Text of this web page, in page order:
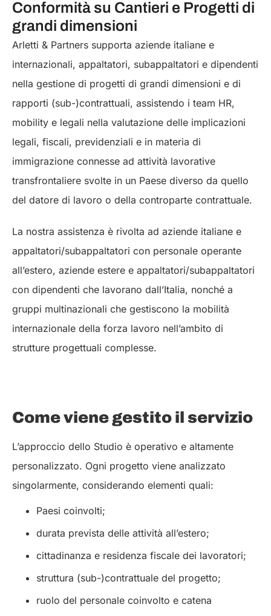
Conformità su Cantieri e Progetti di
grandi dimensioni
Arletti & Partners supporta aziende italiane e
internazionali, appaltatori, subappaltatori e dipendenti
nella gestione di progetti di grandi dimensioni e di
rapporti (sub-)contrattuali, assistendo i team HR,
mobility e legali nella valutazione delle implicazioni
legali, fiscali, previdenziali e in materia di
immigrazione connesse ad attività lavorative
transfrontaliere svolte in un Paese diverso da quello
del datore di lavoro o della controparte contrattuale.
La nostra assistenza è rivolta ad aziende italiane e
appaltatori/subappaltatori con personale operante
all’estero, aziende estere e appaltatori/subappaltatori
con dipendenti che lavorano dall’Italia, nonché a
gruppi multinazionali che gestiscono la mobilità
internazionale della forza lavoro nell’ambito di
strutture progettuali complesse.
Come viene gestito il servizio
L’approccio dello Studio è operativo e altamente
personalizzato. Ogni progetto viene analizzato
singolarmente, considerando elementi quali:
Paesi coinvolti;
durata prevista delle attività all’estero;
cittadinanza e residenza fiscale dei lavoratori;
struttura (sub-)contrattuale del progetto;
ruolo del personale coinvolto e catena